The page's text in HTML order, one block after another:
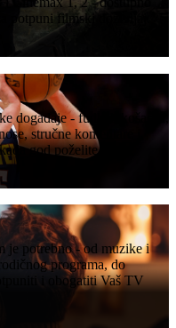
potpuni filmski doživljaj.
događaje - fudbal, košarku,
stručne komentare i
god poželite.
je potrebno - od muzike i
programa, do
i obogatiti Vaš TV